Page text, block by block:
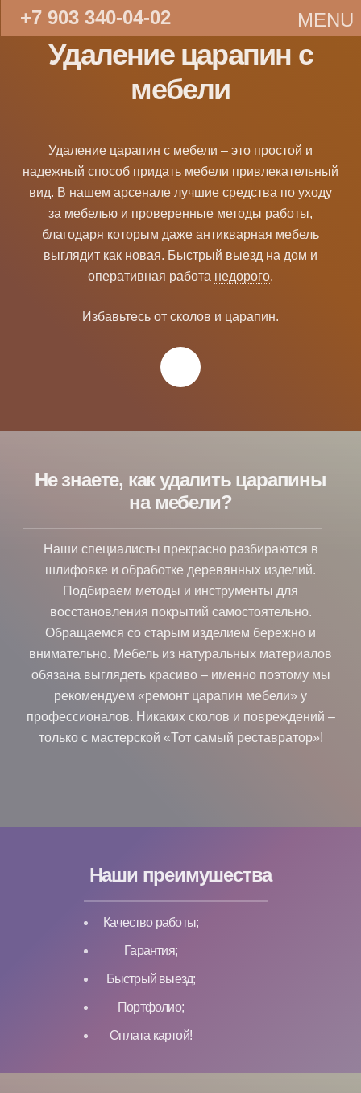
Удаление царапин с
мебели
Удаление царапин с мебели – это простой и
надежный способ придать мебели привлекательный
вид. В нашем арсенале лучшие средства по уходу
за мебелью и проверенные методы работы,
благодаря которым даже антикварная мебель
выглядит как новая. Быстрый выезд на дом и
оперативная работа недорого.
Избавьтесь от сколов и царапин.
Не знаете, как удалить царапины
на мебели?
Наши специалисты прекрасно разбираются в
шлифовке и обработке деревянных изделий.
Подбираем методы и инструменты для
восстановления покрытий самостоятельно.
Обращаемся со старым изделием бережно и
внимательно. Мебель из натуральных материалов
обязана выглядеть красиво – именно поэтому мы
рекомендуем «ремонт царапин мебели» у
профессионалов. Никаких сколов и повреждений –
только с мастерской «Тот самый реставратор»!
Наши преимушества
Качество работы;
Гарантия;
Быстрый выезд;
Портфолио;
Оплата картой!
+7 903 340-04-02 MENU